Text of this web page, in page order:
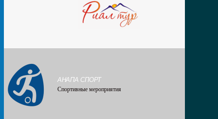
АНАПА СПОРТ
Спортивные мероприятия